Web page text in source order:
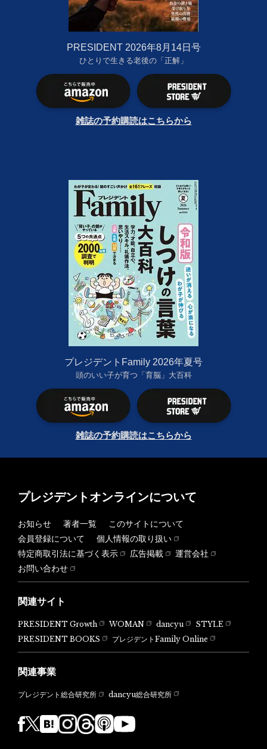
PRESIDENT 2026年8月14日号
ひとりで生きる老後の「正解」
雑誌の予約購読はこちらから
プレジデントFamily 2026年夏号
頭のいい子が育つ「育脳」大百科
雑誌の予約購読はこちらから
プレジデントオンラインについて
お知らせ 著者一覧
このサイトについて
会員登録について
個人情報の取り扱い
特定商取引法に基づく表示
広告掲載
運営会社
お問い合わせ
関連サイト
PRESIDENT Growth WOMAN dancyu
STYLE
PRESIDENT BOOKS
プレジデントFamily Online
関連事業
プレジデント総合研究所 dancyu総合研究所